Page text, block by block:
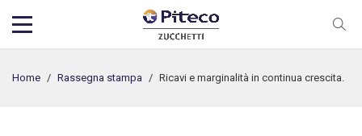
Home / Rassegna stampa / Ricavi e marginalità in continua crescita.